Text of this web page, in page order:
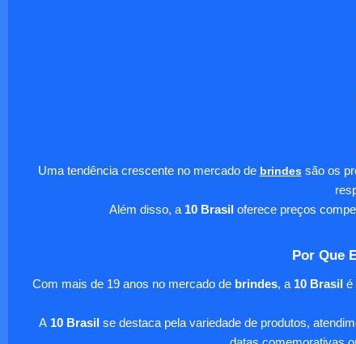
Uma tendência crescente no mercado de brindessão os
Além disso, a 10 Brasil oferece preços
Por Que
Com mais de 19 anos no mercado de brindes, a 10 Brasil é
A10 Brasil se destaca pela variedade de produtos,